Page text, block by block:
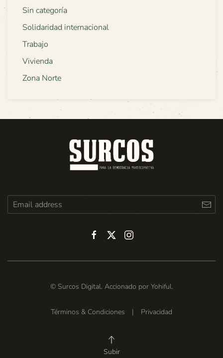
Sin categoría
Solidaridad internacional
Trabajo
Vivienda
Zona Norte
© Surcos Digital. Accionado por Yohiful.
Términos & Condiciones | Privacidad
Subir